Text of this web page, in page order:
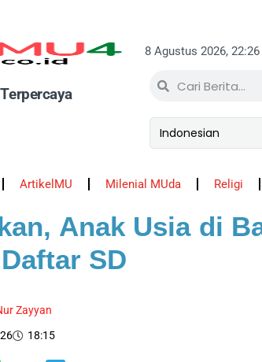
8 Agustus 2026, 22:26
ArtikelMU Milenial MUda Religi
Anak Usia di
SD
Zayyan
18:15